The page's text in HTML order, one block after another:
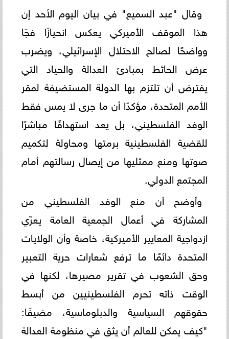
وقال "عبد السميع" في بيان اليوم الأحد إن
هذا الموقف الأميركي يعكس انحيازًا فجًا
وواضحًا لصالح الاحتلال الإسرائيلي، ويضرب
عرض الحائط بمبادئ العدالة والحياد التي
يفترض أن تلتزم بها الدولة المستضيفة لمقر
الأمم المتحدة، مؤكدًا أن ما جرى لا يمس فقط
الوفد الفلسطيني، بل يعد استهدافًا مباشرًا
للقضية الفلسطينية برمتها ومحاولة لتكميم
صوتها ومنع ممثليها من إيصال رسالتهم أمام
المجتمع الدولي.
وأوضح أن منع الوفد الفلسطيني من
المشاركة في أعمال الجمعية العامة يعرّي
ازدواجية المعايير الأميركية، خاصة وأن الولايات
المتحدة دائمًا ما ترفع شعارات حرية التعبير
وحق الشعوب في تقرير مصيرها، لكنها في
الوقت ذاته تحرم الفلسطينيين من أبسط
حقوقهم السياسية والدبلوماسية، مضيفًا:
"كيف يمكن للعالم أن يثق في منظومة العدالة